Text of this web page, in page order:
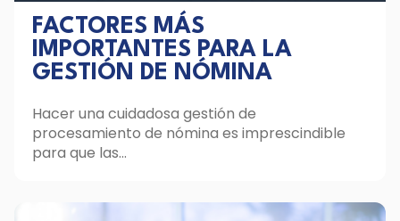
FACTORES MÁS
IMPORTANTES PARA LA
GESTIÓN DE NÓMINA
Hacer una cuidadosa gestión de
procesamiento de nómina es imprescindible
para que las...